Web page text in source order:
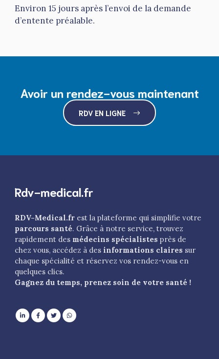
Environ 15 jours après l’envoi de la demande
d’entente préalable.
Avoir un rendez-vous maintenant
RDV EN LIGNE
Rdv-medical.fr
RDV-Medical.fr est la plateforme qui simplifie votre
parcours santé. Grâce à notre service, trouvez
rapidement des médecins spécialistes près de
chez vous, accédez à des informations claires sur
chaque spécialité et réservez vos rendez-vous en
quelques clics.
Gagnez du temps, prenez soin de votre santé !